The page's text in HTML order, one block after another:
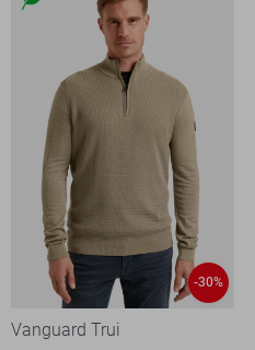
-30%
Vanguard Trui